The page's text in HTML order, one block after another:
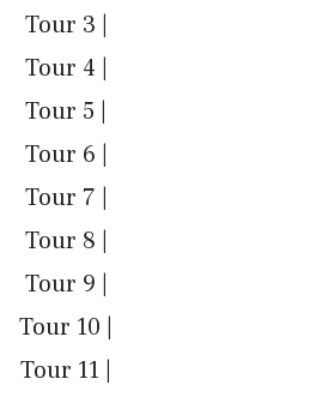
Tour 3 |
Tour 4 |
Tour 5 |
Tour 6 |
Tour 7 |
Tour 8 |
Tour 9 |
Tour 10 |
Tour 11 |